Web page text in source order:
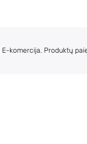
E-komercija, Produktų